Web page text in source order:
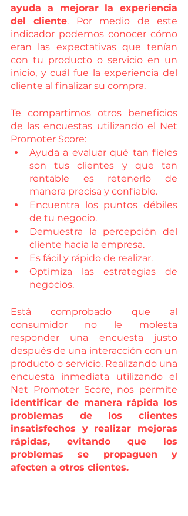
ayuda a mejorar la experiencia
del cliente. Por medio de este
indicador podemos conocer cómo
eran las expectativas que tenían
con tu producto o servicio en un
inicio, y cuál fue la experiencia del
cliente al finalizar su compra.
Te compartimos otros beneficios
de las encuestas utilizando el Net
Promoter Score:
Ayuda a evaluar qué tan fieles
son tus clientes y que tan
rentable es retenerlo de
manera precisa y confiable.
Encuentra los puntos débiles
de tu negocio.
Demuestra la percepción del
cliente hacia la empresa.
Es fácil y rápido de realizar.
Optimiza las estrategias de
negocios.
Está comprobado que al
consumidor no le molesta
responder una encuesta justo
después de una interacción con un
producto o servicio. Realizando una
encuesta inmediata utilizando el
identificar de manera rápida los
problemas de los clientes
insatisfechos y realizar mejoras
rápidas, evitando que los
problemas se propaguen y
afecten a otros clientes.